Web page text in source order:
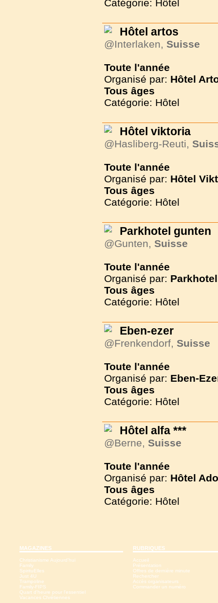
Catégorie: Hôtel
Hôtel artos
@Interlaken, Suisse
Toute l'année
Organisé par: Hôtel
Tous âges
Catégorie: Hôtel
Hôtel viktoria
@Hasliberg-Reuti,
Toute l'année
Organisé par: Hôtel
Tous âges
Catégorie: Hôtel
Parkhotel gunten
@Gunten, Suisse
Toute l'année
Organisé par:
Tous âges
Catégorie: Hôtel
Eben-ezer
@Frenkendorf, Suisse
Toute l'année
Organisé par: Eben-
Tous âges
Catégorie: Hôtel
Hôtel alfa ***
@Berne, Suisse
Toute l'année
Organisé par: Hôtel
Tous âges
Catégorie: Hôtel
MAGAZINES
Christianisme Aujourd'hui
Family
SpirituElles
Just 4U
Trampoline
Family-FIPS
Quart d'heure pour l'essentiel
Vacances Chrétiennes
RUBRIQUES
Accueil
Présentation
Offres de dernière minute
Rechercher
Accès organisateurs
Commander un numéro